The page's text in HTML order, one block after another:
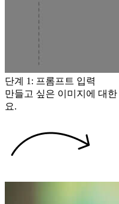
단계 1: 프롬프트 입력
만들고 싶은 이미지에 대
요.